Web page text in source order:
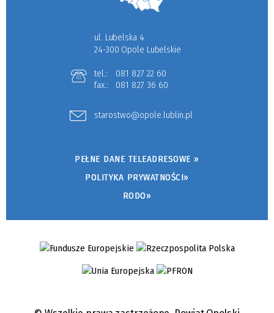
ul. Lubelska 4
24-300 Opole Lubelskie
tel.:
081 827 22 60
fax.:
081 827 36 60
starostwo@opole.lublin.pl
PEŁNE DANE TELEADRESOWE »
POLITYKA PRYWATNOŚCI»
RODO»